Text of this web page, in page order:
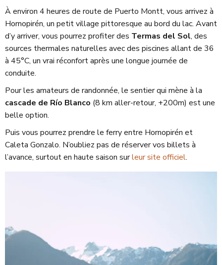
À environ 4 heures de route de Puerto Montt, vous arrivez à
Hornopirén, un petit village pittoresque au bord du lac. Avant
d’y arriver, vous pourrez profiter des Termas del Sol, des
sources thermales naturelles avec des piscines allant de 36
à 45°C, un vrai réconfort après une longue journée de
conduite.
Pour les amateurs de randonnée, le sentier qui mène à la
cascade de Río Blanco (8 km aller-retour, +200m) est une
belle option.
Puis vous pourrez prendre le ferry entre Hornopirén et
Caleta Gonzalo. N’oubliez pas de réserver vos billets à
l’avance, surtout en haute saison surleur site officiel.